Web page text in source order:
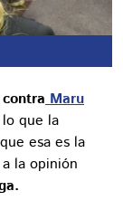
Maru
que la
esa es la
la opinión